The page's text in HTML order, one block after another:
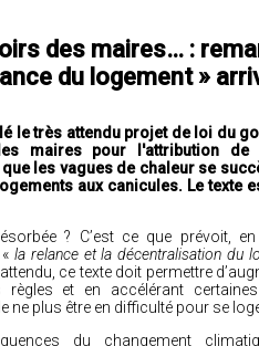
des maires… :
du logement »
le très attendu projet de loi du
maires pour l'attribution de
les vagues de chaleur se
aux canicules. Le texte
? C’est ce que prévoit,
la relance et la décentralisation du
ce texte doit permettre
et en accélérant
ne plus être en difficulté pour se
du changement